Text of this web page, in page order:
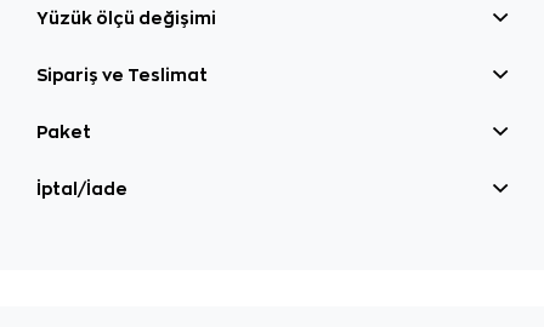
Yüzük ölçü değişimi
Sipariş ve Teslimat
Paket
İptal/İade